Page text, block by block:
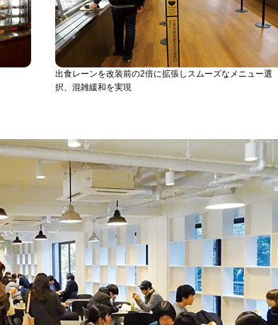
出食レーンを改装前の2倍に拡張しスムーズなメニュー選
択、混雑緩和を実現